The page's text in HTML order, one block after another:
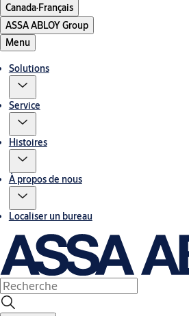
Canada·Français
ASSA ABLOY Group
Menu
Solutions
Service
Histoires
À propos de nous
Localiser un bureau